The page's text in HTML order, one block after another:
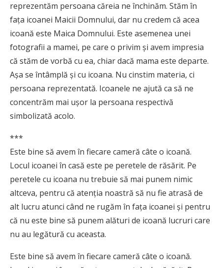
reprezentăm persoana căreia ne închinăm. Stăm în
faţa icoanei Maicii Domnului, dar nu credem că acea
icoană este Maica Domnului. Este asemenea unei
fotografii a mamei, pe care o privim şi avem impresia
că stăm de vorbă cu ea, chiar dacă mama este departe.
Aşa se întâmplă şi cu icoana. Nu cinstim materia, ci
persoana reprezentată. Icoanele ne ajută ca să ne
concentrăm mai uşor la persoana respectivă
simbolizată acolo.
***
Este bine să avem în fiecare cameră câte o icoană.
Locul icoanei în casă este pe peretele de răsărit. Pe
peretele cu icoana nu trebuie să mai punem nimic
altceva, pentru că atenția noastră să nu fie atrasă de
alt lucru atunci când ne rugăm în fața icoanei și pentru
că nu este bine să punem alături de icoană lucruri care
nu au legătură cu aceasta.
Este bine să avem în fiecare cameră câte o icoană.